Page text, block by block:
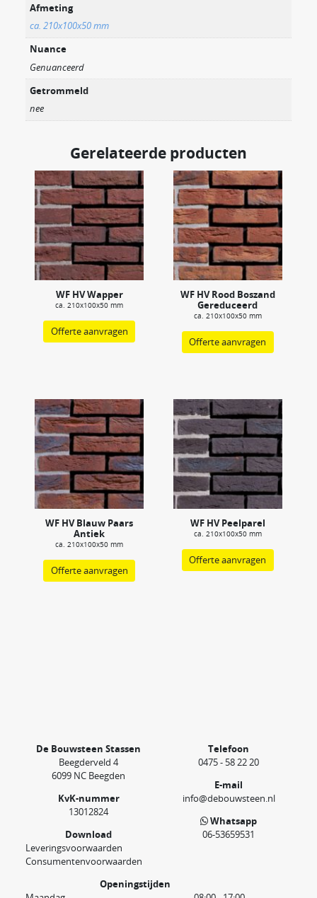
Afmeting
ca. 210x100x50 mm
Nuance
Genuanceerd
Getrommeld
nee
Gerelateerde producten
WF HV Wapper
ca. 210x100x50 mm
Offerte aanvragen
WF HV Rood Boszand
Gereduceerd
ca. 210x100x50 mm
Offerte aanvragen
WF HV Blauw Paars
Antiek
ca. 210x100x50 mm
Offerte aanvragen
WF HV Peelparel
ca. 210x100x50 mm
Offerte aanvragen
De Bouwsteen Stassen
Beegderveld 4
6099 NC Beegden
KvK-nummer
13012824
Download
Leveringsvoorwaarden
Consumentenvoorwaarden
Telefoon
0475 - 58 22 20
E-mail
info@debouwsteen.nl
Whatsapp
06-53659531
Openingstijden